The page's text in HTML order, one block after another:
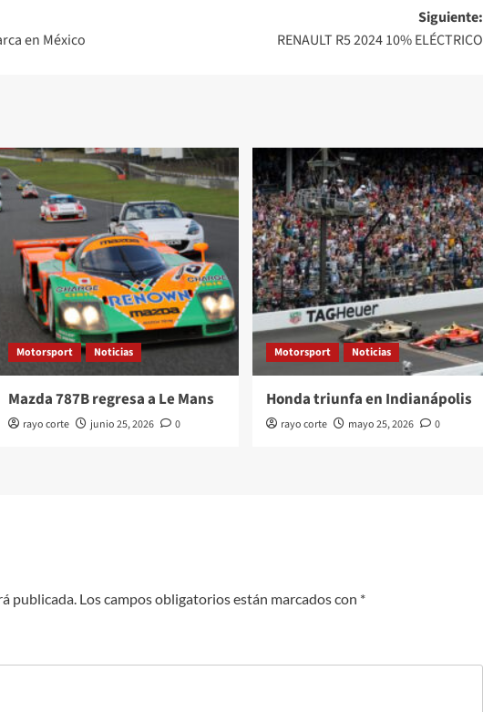
en México
Siguiente:
RENAULT R5 2024 10% ELÉCTRICO
Motorsport Noticias
Mazda 787B regresa a Le Mans
rayo corte junio 25, 2026 0
Motorsport Noticias
Honda triunfa en Indianápolis
rayo corte mayo 25, 2026 0
publicada. Los campos obligatorios están marcados con *